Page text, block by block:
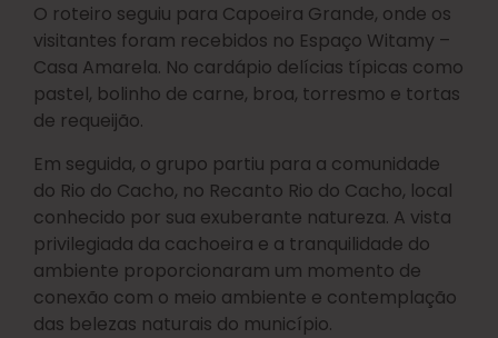
O roteiro seguiu para Capoeira Grande, onde os
visitantes foram recebidos no Espaço Witamy –
Casa Amarela. No cardápio delícias típicas como
pastel, bolinho de carne, broa, torresmo e tortas
de requeijão.
Em seguida, o grupo partiu para a comunidade
do Rio do Cacho, no Recanto Rio do Cacho, local
conhecido por sua exuberante natureza. A vista
privilegiada da cachoeira e a tranquilidade do
ambiente proporcionaram um momento de
conexão com o meio ambiente e contemplação
das belezas naturais do município.